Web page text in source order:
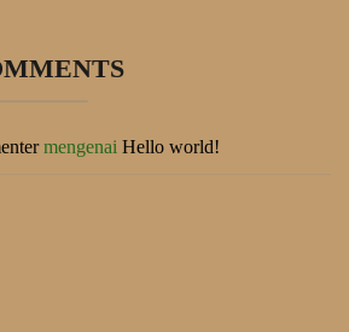
mengenai Hello world!